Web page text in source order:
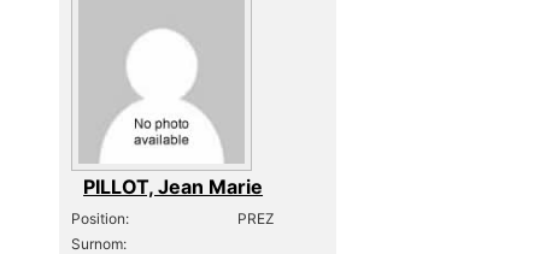
PILLOT, Jean Marie
Position:
PREZ
Surnom: